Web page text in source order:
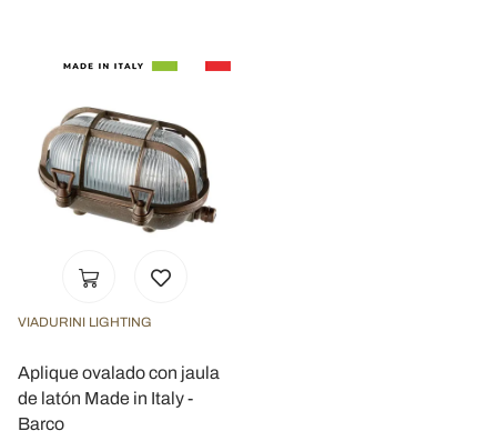
con altre informazioni che ha fornito loro o che hanno
VIADURINI LIGHTING
Aplique ovalado con jaula
de latón Made in Italy -
Barco